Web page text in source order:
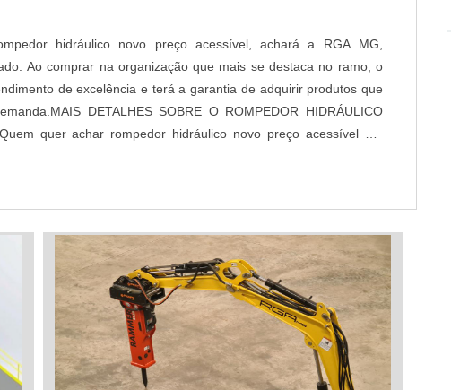
hidráulico novo preço acessível, achará a RGA MG,
Ao comprar na organização que mais se destaca no ramo, o
de excelência e terá a garantia de adquirir produtos que
DETALHES SOBRE O ROMPEDOR HIDRÁULICO
quer achar rompedor hidráulico novo preço acessível em
encontra na internet a...